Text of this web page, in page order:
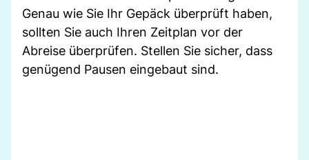
Genau wie Sie Ihr Gepäck überprüft haben,
sollten Sie auch Ihren Zeitplan vor der
Abreise überprüfen. Stellen Sie sicher, dass
genügend Pausen eingebaut sind.